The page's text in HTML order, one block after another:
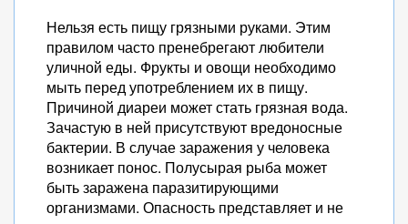
Нельзя есть пищу грязными руками. Этим
правилом часто пренебрегают любители
уличной еды. Фрукты и овощи необходимо
мыть перед употреблением их в пищу.
Причиной диареи может стать грязная вода.
Зачастую в ней присутствуют вредоносные
бактерии. В случае заражения у человека
возникает понос. Полусырая рыба может
быть заражена паразитирующими
организмами. Опасность представляет и не